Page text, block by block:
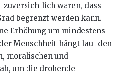
zuversichtlich waren, dass
begrenzt werden kann.
Erhöhung um mindestens
Menschheit hängt laut den
moralischen und
um die drohende